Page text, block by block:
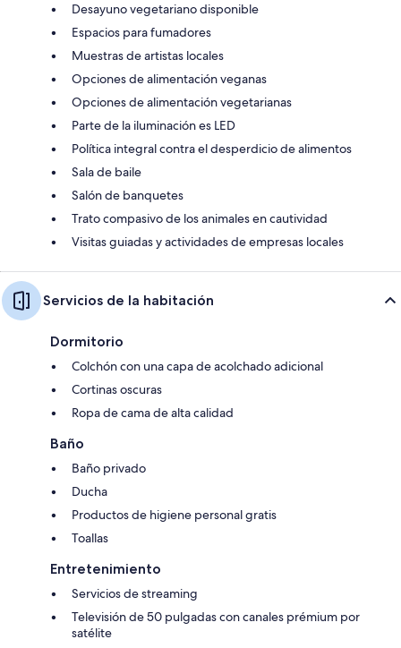
Desayuno vegetariano disponible
Espacios para fumadores
Muestras de artistas locales
Opciones de alimentación veganas
Opciones de alimentación vegetarianas
Parte de la iluminación es LED
Política integral contra el desperdicio de alimentos
Sala de baile
Salón de banquetes
Trato compasivo de los animales en cautividad
Visitas guiadas y actividades de empresas locales
Servicios de la habitación
Dormitorio
Colchón con una capa de acolchado adicional
Cortinas oscuras
Ropa de cama de alta calidad
Baño
Baño privado
Ducha
Productos de higiene personal gratis
Toallas
Entretenimiento
Servicios de streaming
Televisión de 50 pulgadas con canales prémium por
satélite